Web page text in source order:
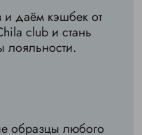
даём кэшбек от
club и стань
лояльности.
образцы любого